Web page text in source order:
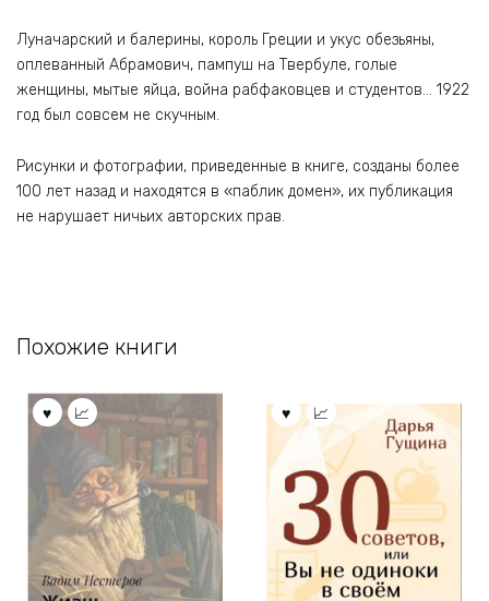
Луначарский и балерины, король Греции и укус обезьяны,
оплеванный Абрамович, пампуш на Твербуле, голые
женщины, мытые яйца, война рабфаковцев и студентов… 1922
год был совсем не скучным.
Рисунки и фотографии, приведенные в книге, созданы более
100 лет назад и находятся в «паблик домен», их публикация
не нарушает ничьих авторских прав.
Похожие книги